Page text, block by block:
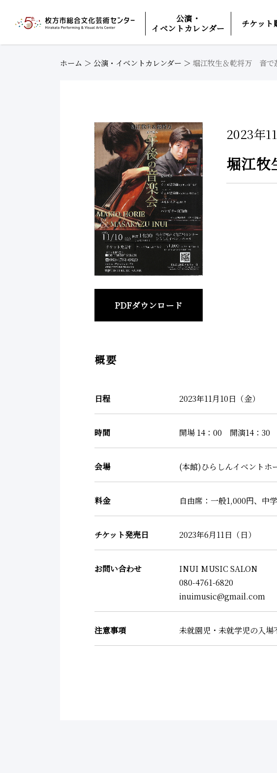
公演・
イベントカレンダー
チケット
ホーム ＞ 公演・イベントカレンダー ＞ 堀江牧生＆乾将万 音
PDFダウンロード
2023年
堀江
概要
日程 2023年11月10日（金）
時間 開場 14：00 開演14：30
会場 (本館)ひらしんイベントホ
料金 自由席：一般1,000円、中
チケット発売日 2023年6月11日（日）
お問い合わせ
INUI MUSIC SALON
080-4761-6820
inuimusic@gmail.com
注意事項 未就園児・未就学児の入場